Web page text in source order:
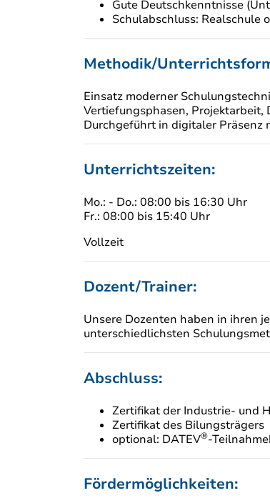
Gute Deutschkenntnisse
Schulabschluss: Realschule
Methodik/
Einsatz moderner
Vertiefungsphasen, Projektarbeit,
Durchgeführt in digitaler
Unterrichtszeiten:
Mo.: - Do.: 08:00 bis 16:30 Uhr
Fr.: 08:00 bis 15:40 Uhr
Vollzeit
Dozent/Trainer:
Unsere Dozenten haben in ihren
unterschiedlichsten
Abschluss:
Zertifikat der Industrie- und
Zertifikat des Bilungsträgers
optional: DATEV®-
Fördermöglichkeiten: